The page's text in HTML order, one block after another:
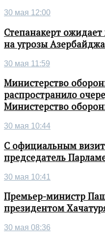
30 мая 12:00
Степанакерт
на угрозы
30 мая 11:59
Министерство
распространило
Министерство
30 мая 10:44
С официальным
председатель
30 мая 10:41
Премьер-министр
президентом
30 мая 08:36